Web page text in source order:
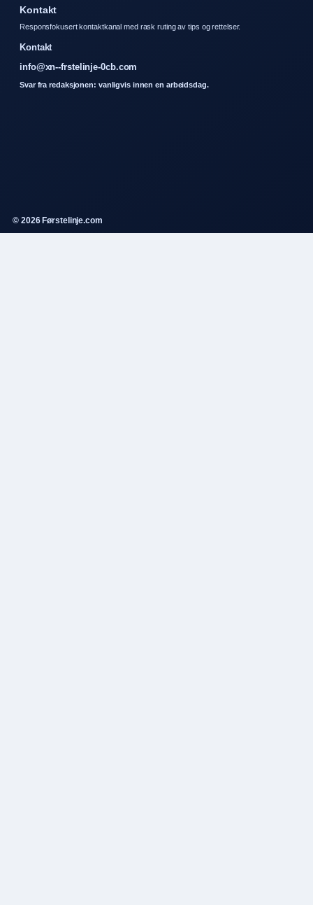
Kontakt
Responsfokusert kontaktkanal med rask ruting av tips og rettelser.
Kontakt
info@xn--frstelinje-0cb.com
Svar fra redaksjonen: vanligvis innen en arbeidsdag.
© 2026 Førstelinje.com